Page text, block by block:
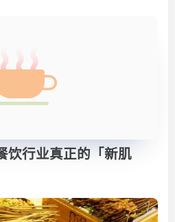
饮行业真正的「新肌